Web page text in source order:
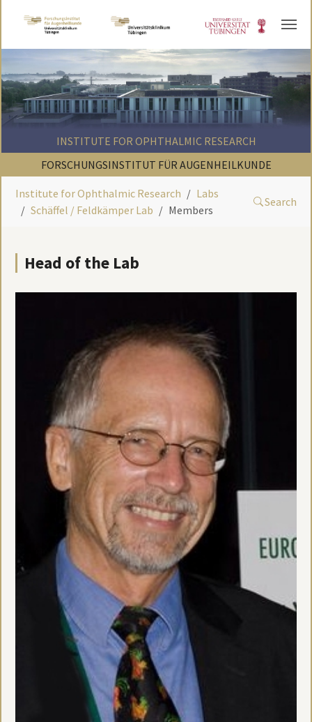
INSTITUTE FOR OPHTHALMIC RESEARCH
FORSCHUNGSINSTITUT FÜR AUGENHEILKUNDE
Institute for Ophthalmic Research
Labs
Schäffel / Feldkämper Lab
Members
Search
Head of the Lab